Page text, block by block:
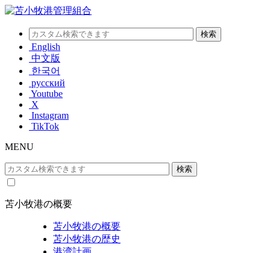
English
中文版
한국어
русский
Youtube
X
Instagram
TikTok
MENU
苫小牧港の概要
苫小牧港の概要
苫小牧港の歴史